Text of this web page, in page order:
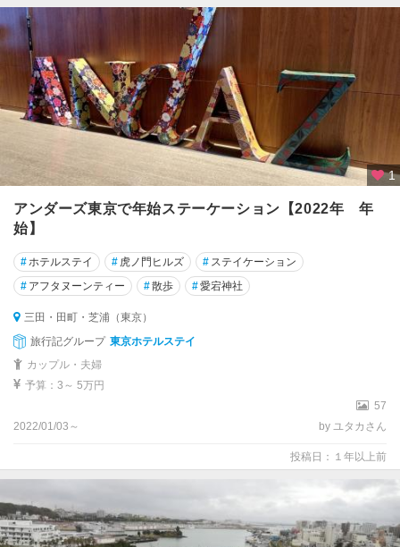
1
アンダーズ東京で年始ステーケーション【2022年 年
始】
# ホテルステイ # 虎ノ門ヒルズ # ステイケーション
# アフタヌーンティー #散歩 #愛宕神社
三田・田町・芝浦（東京）
旅行記グループ 東京ホテルステイ
カップル・夫婦
予算：3～ 5万円
57
2022/01/03～
by ユタカさん
投稿日：１年以上前